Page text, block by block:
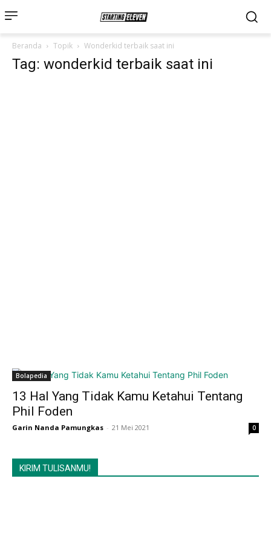
Beranda Topik Wonderkid terbaik saat ini
Tag: wonderkid terbaik saat ini
Bolapedia
13 Hal Yang Tidak Kamu Ketahui Tentang
Phil Foden
Garin Nanda Pamungkas - 21 Mei 2021 0
KIRIM TULISANMU!